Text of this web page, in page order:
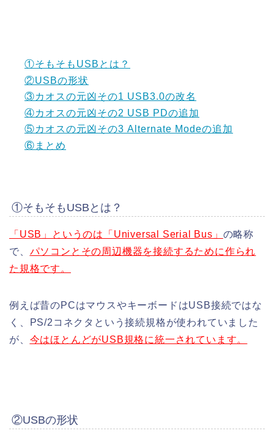
①そもそもUSBとは？
②USBの形状
③カオスの元凶その1 USB3.0の改名
④カオスの元凶その2 USB PDの追加
⑤カオスの元凶その3 Alternate Modeの追加
⑥まとめ
①そもそもUSBとは？
「USB」というのは「Universal Serial Bus」 の略称
で、 パソコンとその周辺機器を接続するために作られ
た規格です。
例えば昔のPCはマウスやキーボードはUSB接続ではな
く、PS/2コネクタという接続規格が使われていました
が、 今はほとんどがUSB規格に統一されています。
②USBの形状